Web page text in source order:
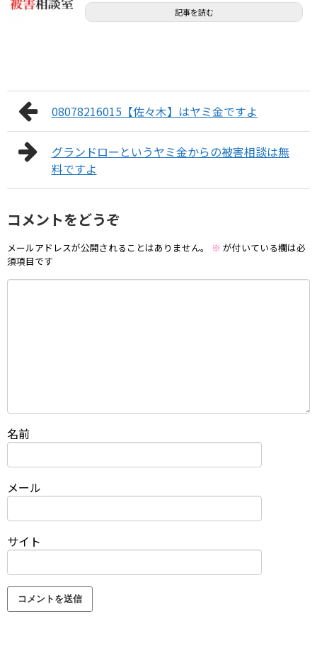
記事を読む
08078216015【佐々木】はヤミ金ですよ
グランドローというヤミ金からの被害相談は無
料ですよ
コメントをどうぞ
メールアドレスが公開されることはありません。 ※ が付いている欄は必
須項目です
名前
メール
サイト